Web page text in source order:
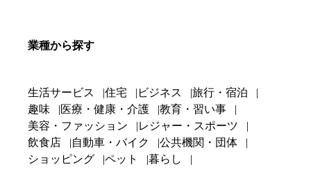
業種から探す
生活サービス 住宅 ビジネス
旅行・宿泊
趣味
医療・健康・介護
教育・習い事
美容・ファッション
レジャー・スポーツ
飲食店
自動車・バイク
公共機関・団体
ショッピング
ペット
暮らし